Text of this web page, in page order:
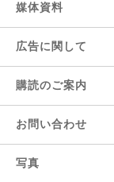
媒体資料
広告に関して
購読のご案内
お問い合わせ
写真